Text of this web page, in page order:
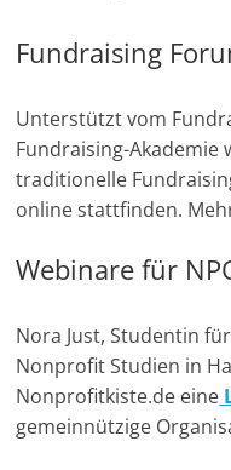
Fundraising
Unterstützt vom
Fundraising-Akademie
traditionelle
online stattfinden.
Webinare für
Nora Just, Studentin
Nonprofit Studien in
Nonprofitkiste.de eine
gemeinnützige